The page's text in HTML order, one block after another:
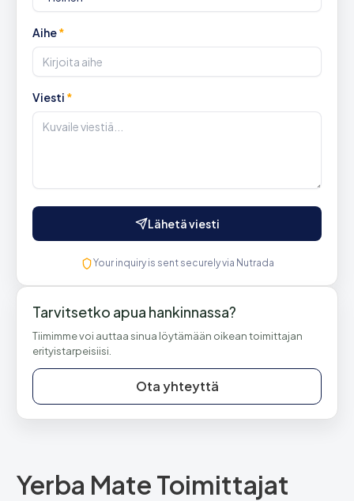
Aihe*
Viesti *
Lähetä viesti
Your inquiry is sent securely via Nutrada
Tarvitsetko apua hankinnassa?
Tiimimme voi auttaa sinua löytämään oikean toimittajan
erityistarpeisiisi.
Ota yhteyttä
Yerba Mate Toimittajat